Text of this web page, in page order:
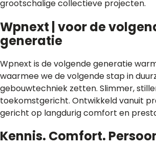
grootschalige collectieve projecten.
Wpnext | voor de
generatie
Wpnext is de volgende generatie
waarmee we de volgende stap in
gebouwtechniek zetten. Slimmer,
toekomstgericht. Ontwikkeld vanuit
gericht op langdurig comfort en
Kennis. Comfort.